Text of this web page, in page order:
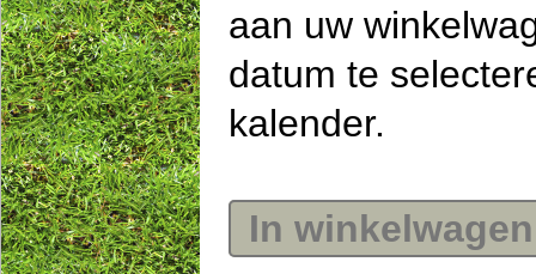
aan uw
datum te
kalender.
In